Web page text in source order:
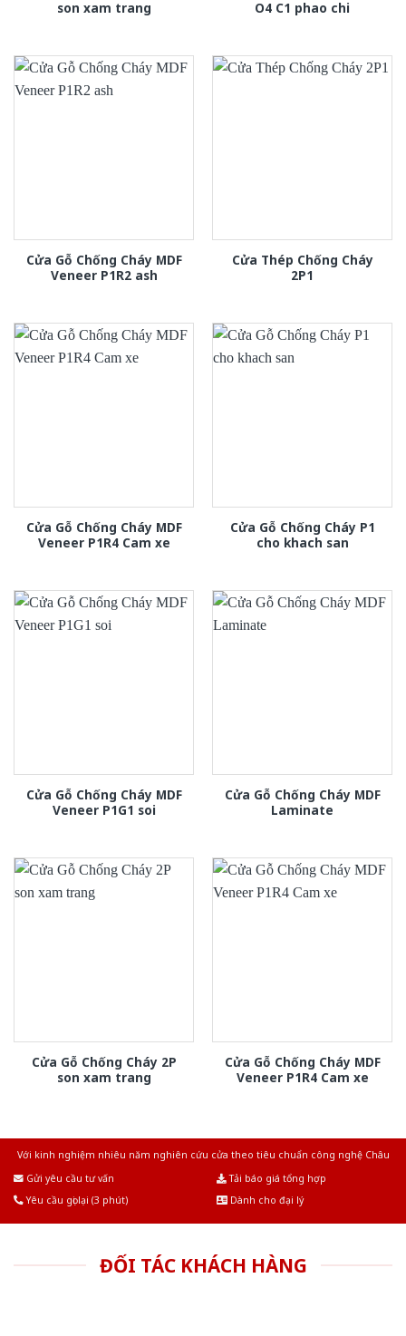
son xam trang
O4 C1 phao chi
Cửa Gỗ Chống Cháy MDF
Veneer P1R2 ash
Cửa Thép Chống Cháy
2P1
Cửa Gỗ Chống Cháy MDF
Veneer P1R4 Cam xe
Cửa Gỗ Chống Cháy P1
cho khach san
Cửa Gỗ Chống Cháy MDF
Veneer P1G1 soi
Cửa Gỗ Chống Cháy MDF
Laminate
Cửa Gỗ Chống Cháy 2P
son xam trang
Cửa Gỗ Chống Cháy MDF
Veneer P1R4 Cam xe
Với kinh nghiệm nhiêu năm nghiên cứu cửa theo tiêu chuẩn công nghệ Châu
Gửi yêu cầu tư vấn
Tải báo giá tổng hợp
Yêu cầu gọi lại (3 phút)
Dành cho đại lý
ĐỐI TÁC KHÁCH HÀNG